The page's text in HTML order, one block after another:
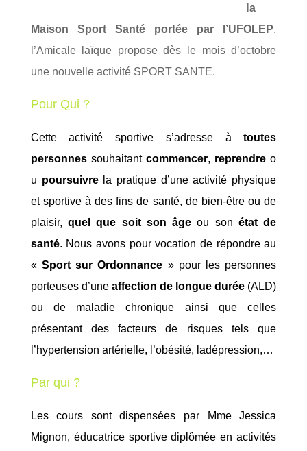
a
Maison Sport Santé portée par l’UFOLEP,
l’Amicale laïque propose dès le mois d’octobre
une nouvelle activité SPORT SANTE.
Pour Qui ?
Cetteactivité sportive s’adresse àtoutes
personnessouhaitant commencer, reprendre o
u poursuivrela pratique d’une activité physique
et sportive à des fins de santé, de bien-être ou de
plaisir,quel que soit son âge ou son état de
santé. Nous avons pour vocation de répondre au
« Sport sur Ordonnance » pour les personnes
porteuses d’une affection de longue durée (ALD)
ou
de maladie chronique ainsi que celles
présentant des facteurs de risques tels que
l’hypertension artérielle, l’obésité, ladépression,…
Par qui ?
Les cours sont dispensées par Mme Jessica
Mignon, éducatrice sportive diplômée en activités